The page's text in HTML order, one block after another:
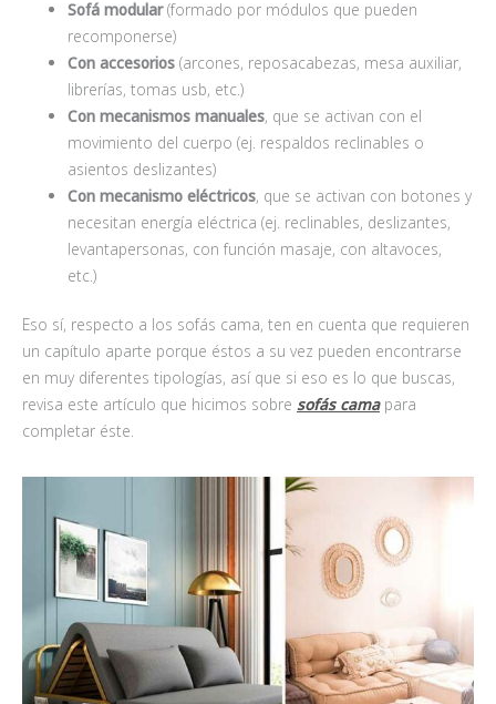
Sofá modular(formado por módulos que pueden
recomponerse)
Con accesorios (arcones, reposacabezas, mesa auxiliar,
librerías, tomas usb, etc.)
Con mecanismos manuales, que se activan con el
movimiento del cuerpo (ej. respaldos reclinables o
asientos deslizantes)
Con mecanismo eléctricos, que se activan con botones y
necesitan energía eléctrica (ej. reclinables, deslizantes,
levantapersonas, con función masaje, con altavoces,
etc.)
Eso sí, respecto a los sofás cama, ten en cuenta que requieren
un capítulo aparte porque éstos a su vez pueden encontrarse
en muy diferentes tipologías, así que si eso es lo que buscas,
revisa este artículo que hicimos sobre sofás camapara
completar éste.